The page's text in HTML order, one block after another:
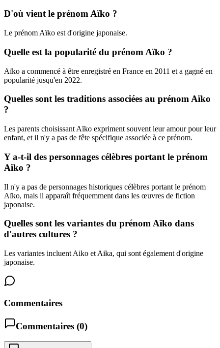
D'où vient le prénom Aïko ?
Le prénom Aïko est d'origine japonaise.
Quelle est la popularité du prénom Aïko ?
Aïko a commencé à être enregistré en France en 2011 et a gagné en
popularité jusqu'en 2022.
Quelles sont les traditions associées au prénom Aïko
?
Les parents choisissant Aïko expriment souvent leur amour pour leur
enfant, et il n'y a pas de fête spécifique associée à ce prénom.
Y a-t-il des personnages célèbres portant le prénom
Aïko ?
Il n'y a pas de personnages historiques célèbres portant le prénom
Aïko, mais il apparaît fréquemment dans les œuvres de fiction
japonaise.
Quelles sont les variantes du prénom Aïko dans
d'autres cultures ?
Les variantes incluent Aiko et Aika, qui sont également d'origine
japonaise.
Commentaires
Commentaires (0)